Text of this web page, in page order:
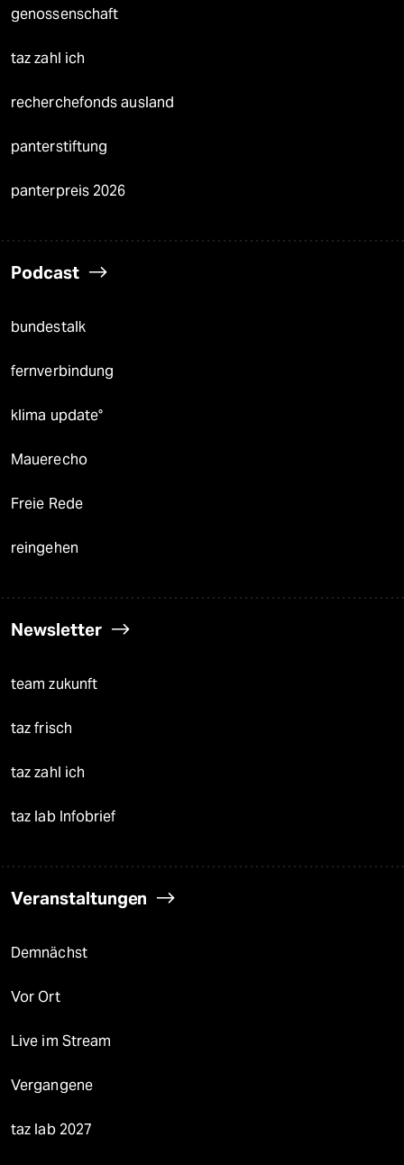
genossenschaft
taz zahl ich
recherchefonds ausland
panterstiftung
panterpreis 2026
Podcast
bundestalk
fernverbindung
klima update°
Mauerecho
Freie Rede
reingehen
Newsletter
team zukunft
taz frisch
taz zahl ich
taz lab Infobrief
Veranstaltungen
Demnächst
Vor Ort
Live im Stream
Vergangene
taz lab 2027